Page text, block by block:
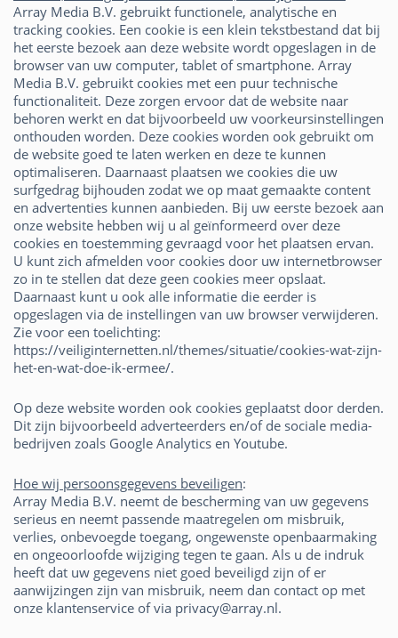
Array Media B.V. gebruikt functionele, analytische en
tracking cookies. Een cookie is een klein tekstbestand dat bij
het eerste bezoek aan deze website wordt opgeslagen in de
browser van uw computer, tablet of smartphone. Array
Media B.V. gebruikt cookies met een puur technische
functionaliteit. Deze zorgen ervoor dat de website naar
behoren werkt en dat bijvoorbeeld uw voorkeursinstellingen
onthouden worden. Deze cookies worden ook gebruikt om
de website goed te laten werken en deze te kunnen
optimaliseren. Daarnaast plaatsen we cookies die uw
surfgedrag bijhouden zodat we op maat gemaakte content
en advertenties kunnen aanbieden. Bij uw eerste bezoek aan
onze website hebben wij u al geïnformeerd over deze
cookies en toestemming gevraagd voor het plaatsen ervan.
U kunt zich afmelden voor cookies door uw internetbrowser
zo in te stellen dat deze geen cookies meer opslaat.
Daarnaast kunt u ook alle informatie die eerder is
opgeslagen via de instellingen van uw browser verwijderen.
Zie voor een toelichting:
https://veiliginternetten.nl/themes/situatie/cookies-wat-zijn-
het-en-wat-doe-ik-ermee/.
Op deze website worden ook cookies geplaatst door derden.
Dit zijn bijvoorbeeld adverteerders en/of de sociale media-
bedrijven zoals Google Analytics en Youtube.
Hoe wij persoonsgegevens beveiligen:
Array Media B.V. neemt de bescherming van uw gegevens
serieus en neemt passende maatregelen om misbruik,
verlies, onbevoegde toegang, ongewenste openbaarmaking
en ongeoorloofde wijziging tegen te gaan. Als u de indruk
heeft dat uw gegevens niet goed beveiligd zijn of er
aanwijzingen zijn van misbruik, neem dan contact op met
onze klantenservice of via privacy@array.nl.